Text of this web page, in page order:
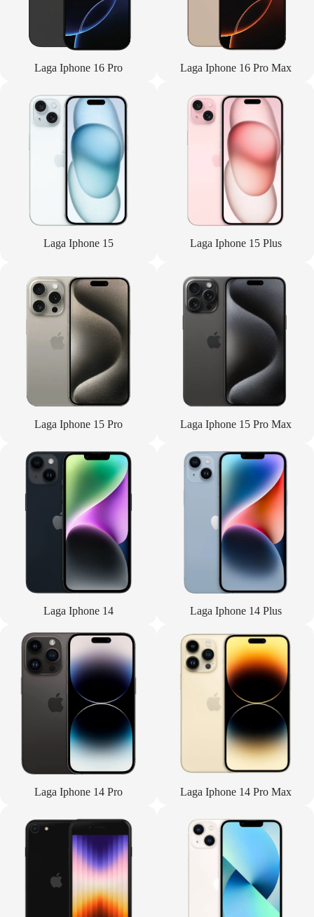
Laga Iphone 16 Pro Laga Iphone 16 Pro Max
Laga Iphone 15 Laga Iphone 15 Plus
Laga Iphone 15 Pro Laga Iphone 15 Pro Max
Laga Iphone 14 Laga Iphone 14 Plus
Laga Iphone 14 Pro Laga Iphone 14 Pro Max